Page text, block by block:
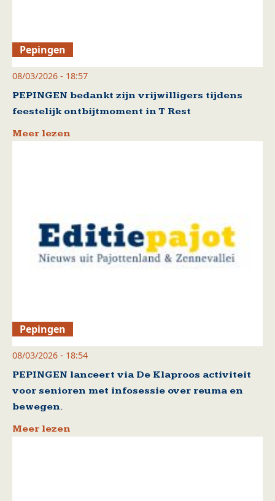
Pepingen
08/03/2026 - 18:57
PEPINGEN bedankt zijn vrijwilligers tijdens
feestelijk ontbijtmoment in T Rest
Meer lezen
Pepingen
08/03/2026 - 18:54
PEPINGEN lanceert via De Klaproos activiteit
voor senioren met infosessie over reuma en
bewegen.
Meer lezen